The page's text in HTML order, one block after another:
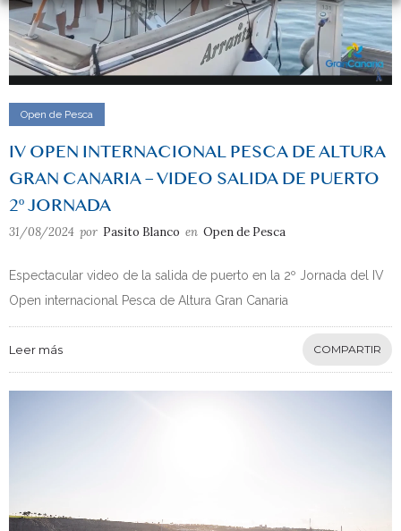
Open de Pesca
IV OPEN INTERNACIONAL PESCA DE ALTURA
GRAN CANARIA – VIDEO SALIDA DE PUERTO
2º JORNADA
31/08/2024 por Pasito Blanco en Open de Pesca
Espectacular video de la salida de puerto en la 2º Jornada del IV
Open internacional Pesca de Altura Gran Canaria
Leer más COMPARTIR